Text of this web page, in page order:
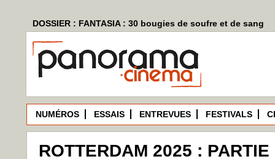
DOSSIER : FANTASIA : 30 bougies de soufre et de sang
NUMÉROS ESSAIS ENTREVUES FESTIVALS
ROTTERDAM 2025 : PARTIE